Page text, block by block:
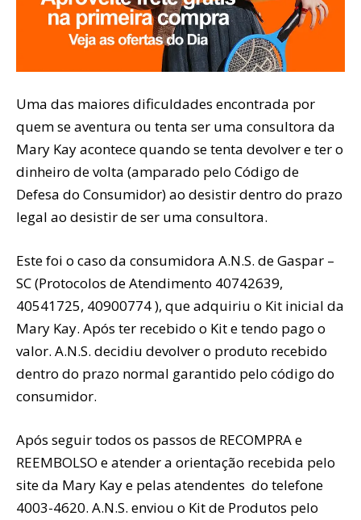
Uma das maiores dificuldades encontrada por
quem se aventura ou tenta ser uma consultora da
Mary Kay acontece quando se tenta devolver e ter o
dinheiro de volta (amparado pelo Código de
Defesa do Consumidor) ao desistir dentro do prazo
legal ao desistir de ser uma consultora.
Este foi o caso da consumidora A.N.S. de Gaspar –
SC (Protocolos de Atendimento 40742639,
40541725, 40900774 ), que adquiriu o Kit inicial da
Mary Kay. Após ter recebido o Kit e tendo pago o
valor. A.N.S. decidiu devolver o produto recebido
dentro do prazo normal garantido pelo código do
consumidor.
Após seguir todos os passos de RECOMPRA e
REEMBOLSO e atender a orientação recebida pelo
site da Mary Kay e pelas atendentes do telefone
4003-4620. A.N.S. enviou o Kit de Produtos pelo